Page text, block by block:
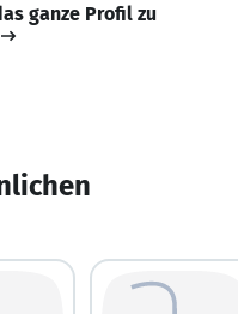
ganze Profil zu